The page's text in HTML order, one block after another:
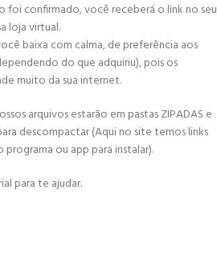
foi confirmado, você receberá o link no seu
loja virtual.
baixa com calma, de preferência aos
do que adquiriu), pois os
muito da sua internet.
arquivos estarão em pastas ZIPADAS e
descompactar (Aqui no site temos links
ou app para instalar).
para te ajudar.